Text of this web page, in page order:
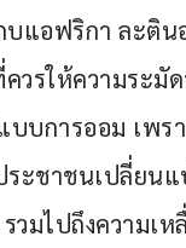
แอฟริกา ละติน
วรให้ความระมั
บการออม เพร
ระชาชนเปลี่ยน
วมไปถึงความเ